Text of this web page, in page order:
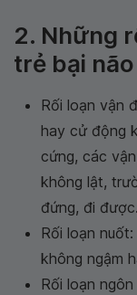
2. Những
trẻ bại não
Rối loạn vận
hay cử động
cứng, các
không lật,
đứng, đi
Rối loạn
không ngậm
Rối loạn